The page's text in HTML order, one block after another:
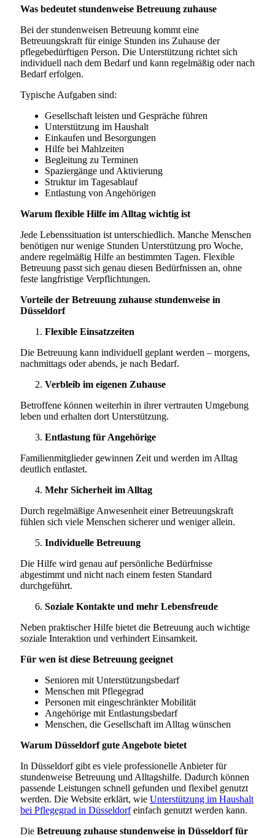
Was bedeutet stundenweise Betreuung zuhause
Bei der stundenweisen Betreuung kommt eine
Betreuungskraft für einige Stunden ins Zuhause der
pflegebedürftigen Person. Die Unterstützung richtet sich
individuell nach dem Bedarf und kann regelmäßig oder nach
Bedarf erfolgen.
Typische Aufgaben sind:
Gesellschaft leisten und Gespräche führen
Unterstützung im Haushalt
Einkaufen und Besorgungen
Hilfe bei Mahlzeiten
Begleitung zu Terminen
Spaziergänge und Aktivierung
Struktur im Tagesablauf
Entlastung von Angehörigen
Warum flexible Hilfe im Alltag wichtig ist
Jede Lebenssituation ist unterschiedlich. Manche Menschen
benötigen nur wenige Stunden Unterstützung pro Woche,
andere regelmäßig Hilfe an bestimmten Tagen. Flexible
Betreuung passt sich genau diesen Bedürfnissen an, ohne
feste langfristige Verpflichtungen.
Vorteile der Betreuung zuhause stundenweise in
Düsseldorf
Flexible Einsatzzeiten
Die Betreuung kann individuell geplant werden – morgens,
nachmittags oder abends, je nach Bedarf.
Verbleib im eigenen Zuhause
Betroffene können weiterhin in ihrer vertrauten Umgebung
leben und erhalten dort Unterstützung.
Entlastung für Angehörige
Familienmitglieder gewinnen Zeit und werden im Alltag
deutlich entlastet.
Mehr Sicherheit im Alltag
Durch regelmäßige Anwesenheit einer Betreuungskraft
fühlen sich viele Menschen sicherer und weniger allein.
Individuelle Betreuung
Die Hilfe wird genau auf persönliche Bedürfnisse
abgestimmt und nicht nach einem festen Standard
durchgeführt.
Soziale Kontakte und mehr Lebensfreude
Neben praktischer Hilfe bietet die Betreuung auch wichtige
soziale Interaktion und verhindert Einsamkeit.
Für wen ist diese Betreuung geeignet
Senioren mit Unterstützungsbedarf
Menschen mit Pflegegrad
Personen mit eingeschränkter Mobilität
Angehörige mit Entlastungsbedarf
Menschen, die Gesellschaft im Alltag wünschen
Warum Düsseldorf gute Angebote bietet
In Düsseldorf gibt es viele professionelle Anbieter für
stundenweise Betreuung und Alltagshilfe. Dadurch können
passende Leistungen schnell gefunden und flexibel genutzt
werden. Die Website erklärt, wie Unterstützung im Haushalt
bei Pflegegrad in Düsseldorfeinfach genutzt werden kann.
Die Betreuung zuhause stundenweise in Düsseldorf für